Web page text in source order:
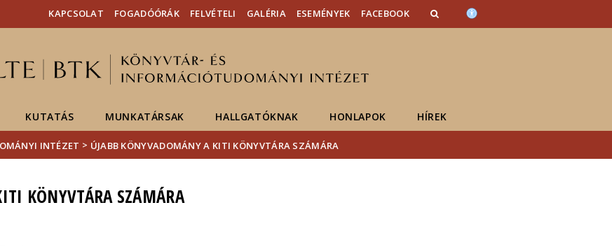
Hírek
Események
ELTE a
KAPCSOLAT FOGADÓÓRÁK FELVÉTELI GALÉRIA ESEMÉNYEK FACEBOOK
KUTATÁS MUNKATÁRSAK HALLGATÓKNAK HONLAPOK HÍREK
INTÉZET > ÚJABB KÖNYVADOMÁNY A KITI KÖNYVTÁRA SZÁMÁRA
KÖNYVTÁRA SZÁMÁRA